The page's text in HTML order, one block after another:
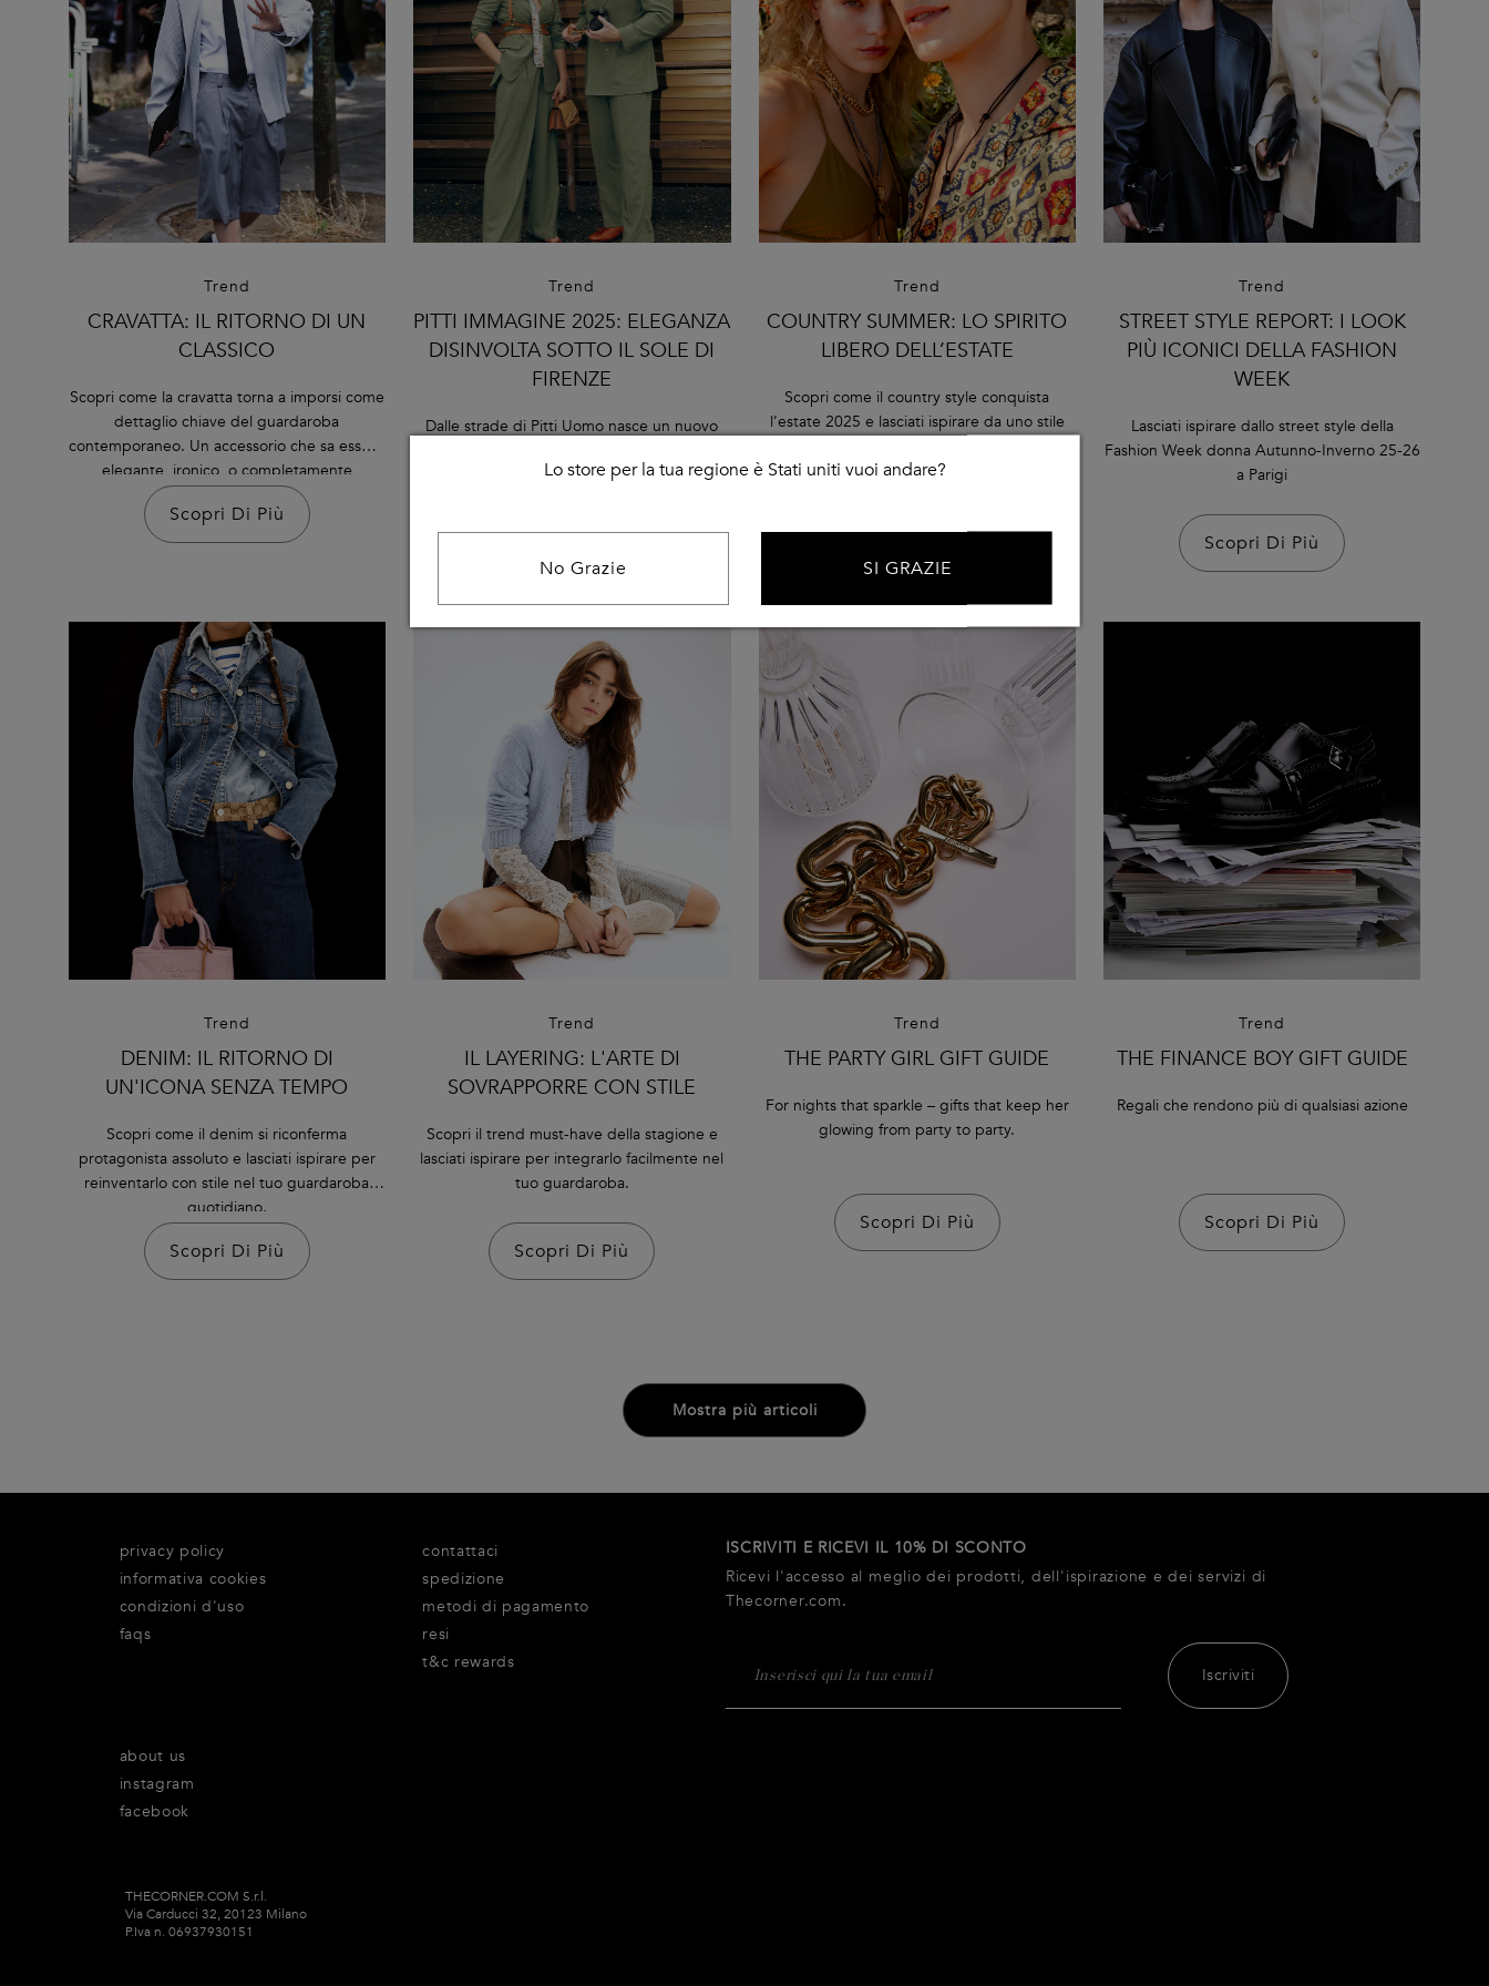
Trend
CRAVATTA: IL RITORNO DI UN
CLASSICO
Scopri come la cravatta torna a imporsi come
dettaglio chiave del guardaroba
contemporaneo. Un accessorio che sa essere
elegante, ironico, o completamente
Scopri Di Più
Trend
PITTI IMMAGINE 2025: ELEGANZA
DISINVOLTA SOTTO IL SOLE DI
FIRENZE
Dalle strade di Pitti Uomo nasce un nuovo
e capace di unire tradizione e innovazione
Trend
COUNTRY SUMMER: LO SPIRITO
LIBERO DELL’ESTATE
Scopri come il country style conquista
l’estate 2025 e lasciati ispirare da uno stile
contemporaneo.
Trend
STREET STYLE REPORT: I LOOK
PIÙ ICONICI DELLA FASHION
WEEK
Lasciati ispirare dallo street style della
Fashion Week donna Autunno-Inverno 25-26
a Parigi
Scopri Di Più
Trend
DENIM: IL RITORNO DI
UN'ICONA SENZA TEMPO
Scopri come il denim si riconferma
protagonista assoluto e lasciati ispirare per
reinventarlo con stile nel tuo guardaroba
quotidiano.
Scopri Di Più
Trend
IL LAYERING: L'ARTE DI
SOVRAPPORRE CON STILE
Scopri il trend must-have della stagione e
lasciati ispirare per integrarlo facilmente nel
tuo guardaroba.
Scopri Di Più
Trend
THE PARTY GIRL GIFT GUIDE
For nights that sparkle – gifts that keep her
glowing from party to party.
Scopri Di Più
Trend
THE FINANCE BOY GIFT GUIDE
Regali che rendono più di qualsiasi azione
Scopri Di Più
Mostra più articoli
Lo store per la tua regione è Stati uniti vuoi andare?
No Grazie SI GRAZIE
ISCRIVITI E RICEVI IL 10% DI SCONTO
Ricevi l'accesso al meglio dei prodotti, dell'ispirazione e dei servizi di
Thecorner.com.
Iscriviti
contattaci
spedizione
metodi di pagamento
resi
t&c rewards
privacy policy
informativa cookies
condizioni d'uso
faqs
about us
instagram
facebook
THECORNER.COM S.r.l.
Via Carducci 32, 20123 Milano
P.Iva n. 06937930151